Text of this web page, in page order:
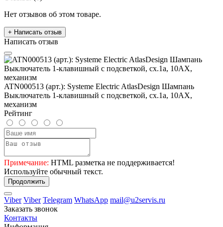
Нет отзывов об этом товаре.
+ Написать отзыв
Написать отзыв
ATN000513 (арт.): Systeme Electric AtlasDesign Шампань
Выключатель 1-клавишный с подсветкой, сх.1а, 10АХ,
механизм
Рейтинг
Примечание: HTML разметка не поддерживается!
Используйте обычный текст.
Продолжить
Viber Viber Telegram WhatsApp mail@u2servis.ru
Заказать звонок
Контакты